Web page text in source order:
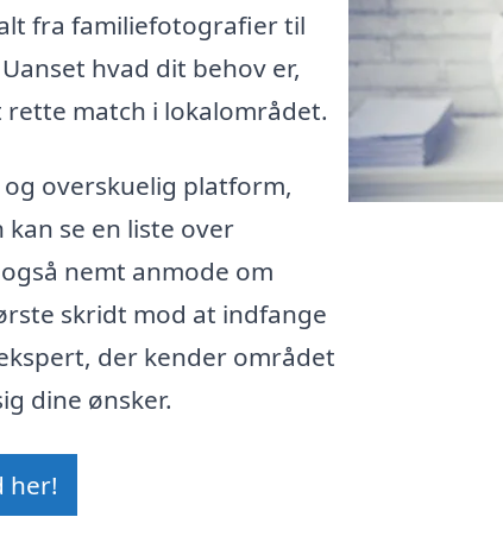
fra familiefotografier til
hvad dit behov er,
match i lokalområdet.
overskuelig platform,
se en liste over
nemt anmode om
skridt mod at indfange
der kender området
dine ønsker.
her!